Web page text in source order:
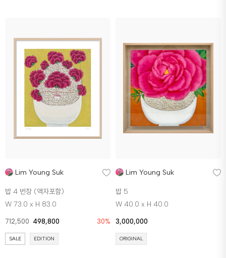
Lim Young Suk
밥 4 번창 (액자포함)
W 73.0 x H 83.0
712,500 498,800 30%
SALE EDITION
Lim Young Suk
밥 5
W 40.0 x H 40.0
3,000,000
ORIGINAL